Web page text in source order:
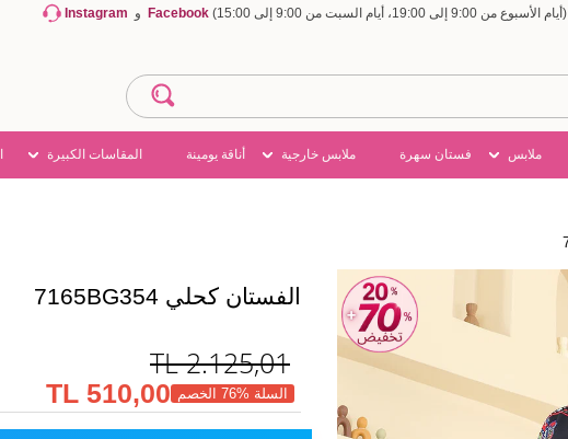
Facebook و Instagram
ملابس فستان سهرة ملابس خارجية أناقة يومينة المقاسات الكبيرة
الفستان كحلي 7165BG354
2.125,01
TL
السلة %76 الخصم 510,00 TL